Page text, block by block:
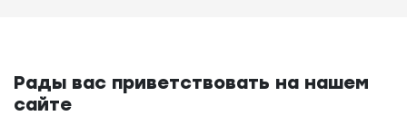
Рады вас приветствовать на нашем
сайте